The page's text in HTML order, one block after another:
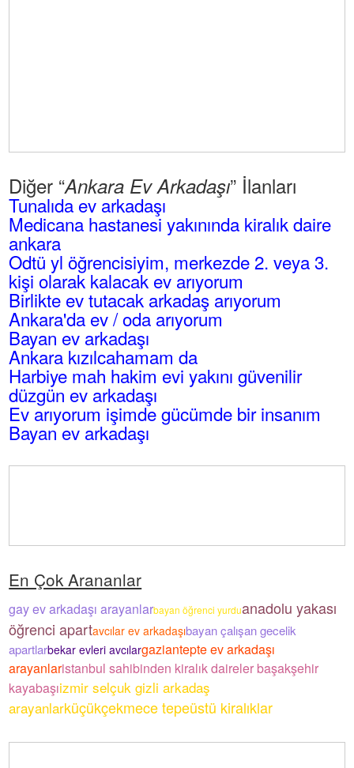
Diğer “Ankara Ev Arkadaşı” İlanları
Tunalıda ev arkadaşı
Medicana hastanesi yakınında kiralık daire
ankara
Odtü yl öğrencisiyim, merkezde 2. veya 3.
kişi olarak kalacak ev arıyorum
Birlikte ev tutacak arkadaş arıyorum
Ankara'da ev / oda arıyorum
Bayan ev arkadaşı
Ankara kızılcahamam da
Harbiye mah hakim evi yakını güvenilir
düzgün ev arkadaşı
Ev arıyorum işimde gücümde bir insanım
Bayan ev arkadaşı
En Çok Arananlar
gay ev arkadaşı arayanlarbayan öğrenci yurduanadolu yakası
öğrenci apartavcılar ev arkadaşıbayan çalışan gecelik
apartlarbekar evleri avcılargaziantepte ev arkadaşı
arayanlaristanbul sahibinden kiralık daireler başakşehir
kayabaşıizmir selçuk gizli arkadaş
arayanlarküçükçekmece tepeüstü kiralıklar